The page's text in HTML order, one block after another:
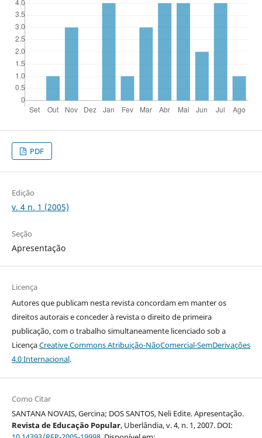
PDF
Edição
v. 4 n. 1 (2005)
Seção
Apresentação
Licença
Autores que publicam nesta revista concordam em manter os
direitos autorais e conceder à revista o direito de primeira
publicação, com o trabalho simultaneamente licenciado sob a
LicençaCreative Commons Atribuição-NãoComercial-SemDerivações
4.0 Internacional.
Como Citar
SANTANA NOVAIS, Gercina; DOS SANTOS, Neli Edite. Apresentação.
Revista de Educação Popular, Uberlândia, v. 4, n. 1, 2007. DOI: